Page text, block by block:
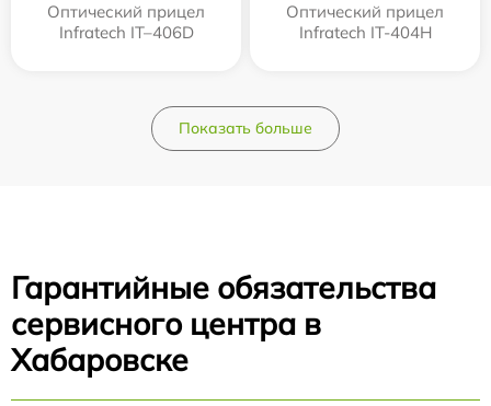
Оптический прицел
Infratech IT–406D
Оптический прицел
Infratech IT-404H
Показать больше
Гарантийные обязательства
сервисного центра в
Хабаровске